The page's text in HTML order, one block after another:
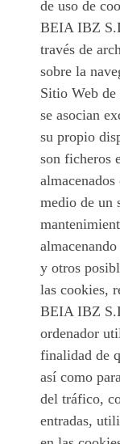
de uso de
BEIA IBZ
través de
sobre la
Sitio Web
se asocian
su propio
son ficheros
medio de un
y otros
las cookies,
BEIA IBZ
ordenador
finalidad de
así como
del tráfico,
entradas,